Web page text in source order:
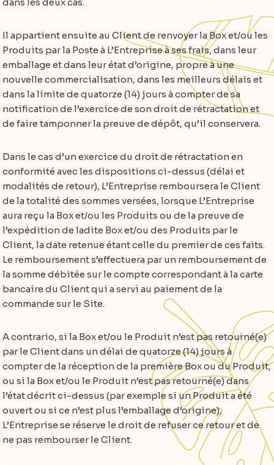
Il appartient ensuite au Client de renvoyer la Box et/ou les
Produits par la Poste à L’Entreprise à ses frais, dans leur
emballage et dans leur état d’origine, propre à une
nouvelle commercialisation, dans les meilleurs délais et
dans la limite de quatorze (14) jours à compter de sa
notification de l’exercice de son droit de rétractation et
de faire tamponner la preuve de dépôt, qu’il conservera.
Dans le cas d’un exercice du droit de rétractation en
conformité avec les dispositions ci-dessus (délai et
modalités de retour), L’Entreprise remboursera le Client
de la totalité des sommes versées, lorsque L’Entreprise
aura reçu la Box et/ou les Produits ou de la preuve de
l’expédition de ladite Box et/ou des Produits par le
Client, la date retenue étant celle du premier de ces faits.
Le remboursement s’effectuera par un remboursement de
la somme débitée sur le compte correspondant à la carte
bancaire du Client qui a servi au paiement de la
commande sur le Site.
A contrario, si la Box et/ou le Produit n’est pas retourné(e)
par le Client dans un délai de quatorze (14) jours à
compter de la réception de la première Box ou du Produit,
ou si la Box et/ou le Produit n’est pas retourné(e) dans
l’état décrit ci-dessus (par exemple si un Produit a été
ouvert ou si ce n’est plus l’emballage d’origine),
L’Entreprise se réserve le droit de refuser ce retour et de
ne pas rembourser le Client.